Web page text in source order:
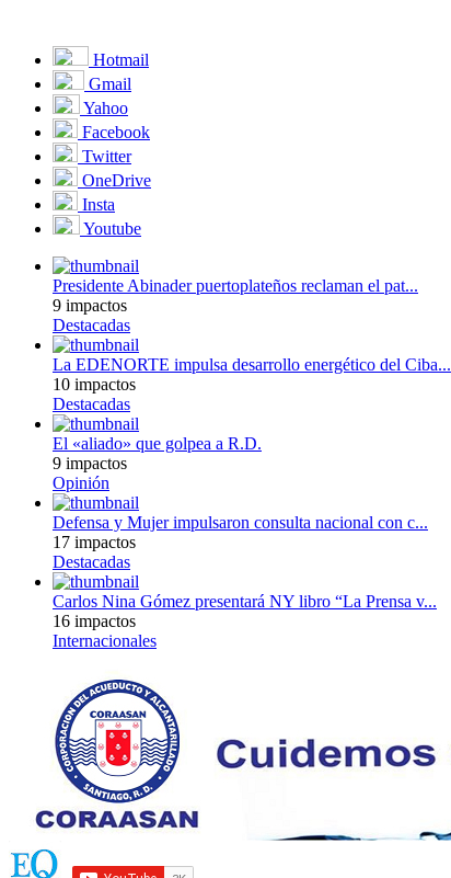
Hotmail
Gmail
Yahoo
Facebook
Twitter
OneDrive
Insta
Youtube
Presidente Abinader puertoplateños reclaman el pat...
9 impactos
Destacadas
La EDENORTE impulsa desarrollo energético del Ciba...
10 impactos
Destacadas
El «aliado» que golpea a R.D.
9 impactos
Opinión
Defensa y Mujer impulsaron consulta nacional con c...
17 impactos
Destacadas
Carlos Nina Gómez presentará NY libro “La Prensa v...
16 impactos
Internacionales